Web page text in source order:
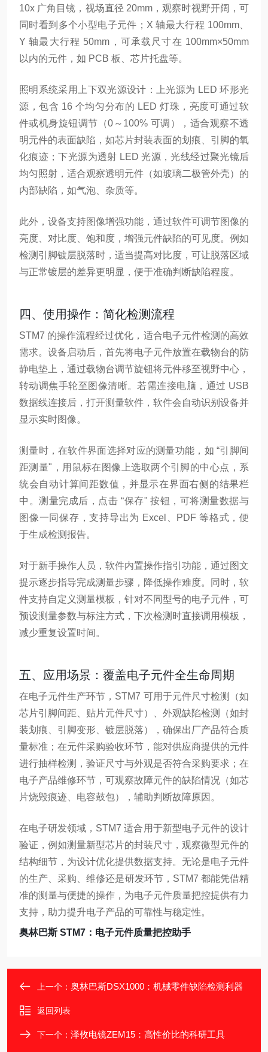
10x 广角目镜，视场直径 20mm，观察时视野开阔，可
同时看到多个小型电子元件；X 轴最大行程 100mm、
Y 轴最大行程 50mm，可承载尺寸在 100mm×50mm
以内的元件，如 PCB 板、芯片托盘等。
照明系统采用上下双光源设计：上光源为 LED 环形光
源，包含 16 个均匀分布的 LED 灯珠，亮度可通过软
件或机身旋钮调节（0～100% 可调），适合观察不透
明元件的表面缺陷，如芯片封装表面的划痕、引脚的氧
化痕迹；下光源为透射 LED 光源，光线经过聚光镜后
均匀照射，适合观察透明元件（如玻璃二极管外壳）的
内部缺陷，如气泡、杂质等。
此外，设备支持图像增强功能，通过软件可调节图像的
亮度、对比度、饱和度，增强元件缺陷的可见度。例如
检测引脚镀层脱落时，适当提高对比度，可让脱落区域
与正常镀层的差异更明显，便于准确判断缺陷程度。
四、使用操作：简化检测流程
STM7 的操作流程经过优化，适合电子元件检测的高效
需求。设备启动后，首先将电子元件放置在载物台的防
静电垫上，通过载物台调节旋钮将元件移至视野中心，
转动调焦手轮至图像清晰。若需连接电脑，通过 USB
数据线连接后，打开测量软件，软件会自动识别设备并
显示实时图像。
测量时，在软件界面选择对应的测量功能，如 “引脚间
距测量"，用鼠标在图像上选取两个引脚的中心点，系
统会自动计算间距数值，并显示在界面右侧的结果栏
中。测量完成后，点击 “保存" 按钮，可将测量数据与
图像一同保存，支持导出为 Excel、PDF 等格式，便
于生成检测报告。
对于新手操作人员，软件内置操作指引功能，通过图文
提示逐步指导完成测量步骤，降低操作难度。同时，软
件支持自定义测量模板，针对不同型号的电子元件，可
预设测量参数与标注方式，下次检测时直接调用模板，
减少重复设置时间。
五、应用场景：覆盖电子元件全生命周期
在电子元件生产环节，STM7 可用于元件尺寸检测（如
芯片引脚间距、贴片元件尺寸）、外观缺陷检测（如封
装划痕、引脚变形、镀层脱落），确保出厂产品符合质
量标准；在元件采购验收环节，能对供应商提供的元件
进行抽样检测，验证尺寸与外观是否符合采购要求；在
电子产品维修环节，可观察故障元件的缺陷情况（如芯
片烧毁痕迹、电容鼓包），辅助判断故障原因。
在电子研发领域，STM7 适合用于新型电子元件的设计
验证，例如测量新型芯片的封装尺寸，观察微型元件的
结构细节，为设计优化提供数据支持。无论是电子元件
的生产、采购、维修还是研发环节，STM7 都能凭借精
准的测量与便捷的操作，为电子元件质量把控提供有力
支持，助力提升电子产品的可靠性与稳定性。
奥林巴斯 STM7：电子元件质量把控助手
上一个： 奥林巴斯DSX1000：机械零件缺陷检测利器
返回列表
下一个： 泽攸电镜ZEM15：高性价比的科研工具